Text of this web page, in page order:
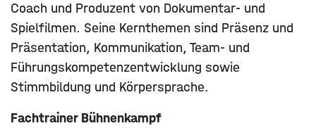
Coach und Produzent von Dokumentar- und
Spielfilmen. Seine Kernthemen sind Präsenz und
Präsentation, Kommunikation, Team- und
Führungskompetenzentwicklung sowie
Stimmbildung und Körpersprache.
Fachtrainer Bühnenkampf